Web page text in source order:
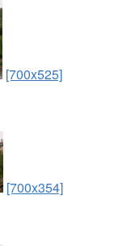
[700x525]
[700x354]